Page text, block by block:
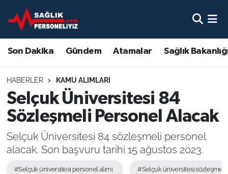
Son Dakika Gündem Atamalar Sağlık
HABERLER KAMU ALIMLARI
Selçuk Üniversitesi 84
Sözleşmeli Personel Alacak
Selçuk Üniversitesi 84 sözleşmeli personel
alacak. Son başvuru tarihi 15 ağustos 2023.
#Selçuk üniversitesi personel alımı #Selçuk üniversitesi sözleşmeli
Son Dakika
Gündem
Atamalar
Sağlık Bakanlığı
Mevzuat
Sendika
Nöbetçi Eczaneler
Hava Durumu
Namaz Vakitleri
Trafik Durumu
Süper Lig Puan Durumu ve Fikstür
Tüm Manşetler